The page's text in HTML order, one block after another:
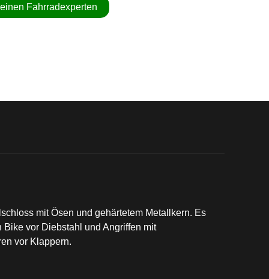
Fahrradexperten
mit Ösen und gehärtetem Metallkern. Es
vor Diebstahl und Angriffen mit
vor Klappern.